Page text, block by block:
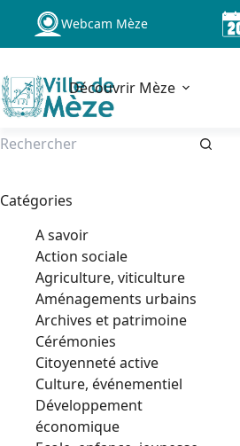
Passer
contenu
Webcam Mèze
Découvrir Mèze
Catégories
A savoir
Action sociale
Agriculture, viticulture
Aménagements urbains
Archives et patrimoine
Cérémonies
Citoyenneté active
Culture, événementiel
Développement
économique